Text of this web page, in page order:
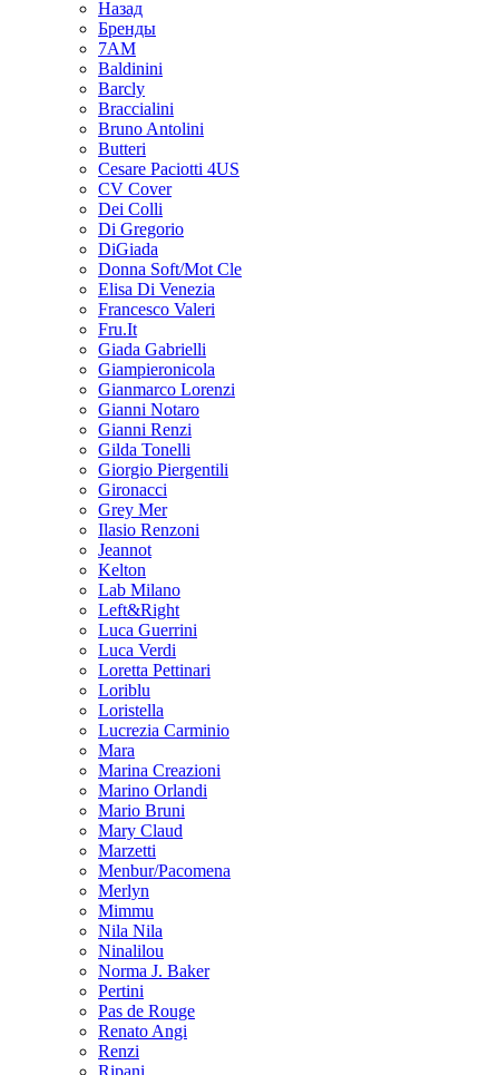
Назад
Бренды
7AM
Baldinini
Barcly
Braccialini
Bruno Antolini
Butteri
Cesare Paciotti 4US
CV Cover
Dei Colli
Di Gregorio
DiGiada
Donna Soft/Mot Cle
Elisa Di Venezia
Francesco Valeri
Fru.It
Giada Gabrielli
Giampieronicola
Gianmarco Lorenzi
Gianni Notaro
Gianni Renzi
Gilda Tonelli
Giorgio Piergentili
Gironacci
Grey Mer
Ilasio Renzoni
Jeannot
Kelton
Lab Milano
Left&Right
Luca Guerrini
Luca Verdi
Loretta Pettinari
Loriblu
Loristella
Lucrezia Carminio
Mara
Marina Creazioni
Marino Orlandi
Mario Bruni
Mary Claud
Marzetti
Menbur/Pacomena
Merlyn
Mimmu
Nila Nila
Ninalilou
Norma J. Baker
Pertini
Pas de Rouge
Renato Angi
Renzi
Ripani